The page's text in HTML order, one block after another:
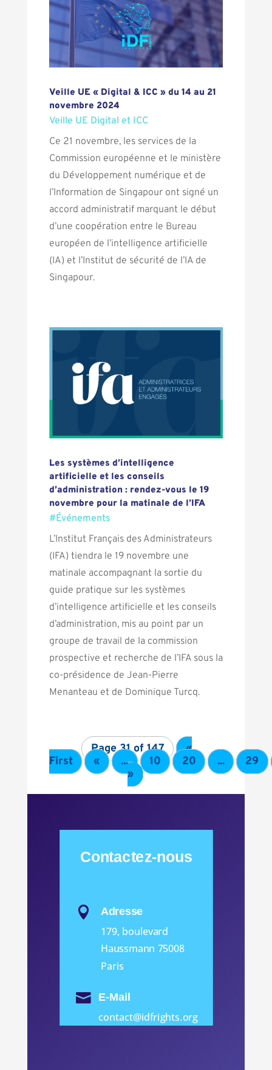
Veille UE « Digital & ICC » du 14 au 21
novembre 2024
Veille UE Digital et ICC
Ce 21 novembre, les services de la
Commission européenne et le ministère
du Développement numérique et de
l’Information de Singapour ont signé un
accord administratif marquant le début
d’une coopération entre le Bureau
européen de l’intelligence artificielle
(IA) et l’Institut de sécurité de l’IA de
Singapour.
Les systèmes d’intelligence
artificielle et les conseils
d’administration : rendez-vous le 19
novembre pour la matinale de l’IFA
#Événements
L’Institut Français des Administrateurs
(IFA) tiendra le 19 novembre une
matinale accompagnant la sortie du
guide pratique sur les systèmes
d’intelligence artificielle et les conseils
d’administration, mis au point par un
groupe de travail de la commission
prospective et recherche de l’IFA sous la
co-présidence de Jean-Pierre
Menanteau et de Dominique Turcq.
Page 31 of 147
«
First
« ... 10 20 ...
29
»
Contactez-nous
 Adresse
179, boulevard
Haussmann 75008
Paris
 E-Mail
contact@idfrights.org